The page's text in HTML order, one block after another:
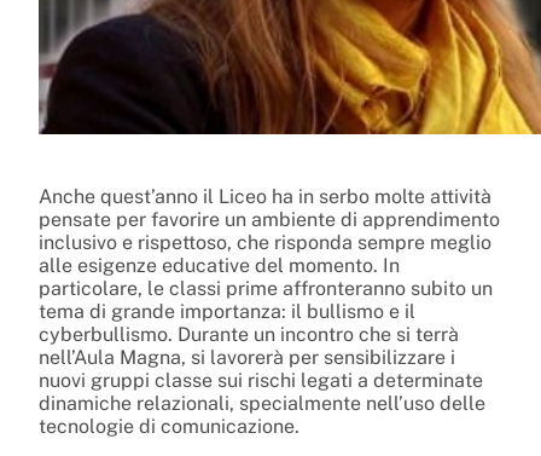
Anche quest’anno il Liceo ha in serbo molte attività
pensate per favorire un ambiente di apprendimento
inclusivo e rispettoso, che risponda sempre meglio
alle esigenze educative del momento. In
particolare, le classi prime affronteranno subito un
tema di grande importanza: il bullismo e il
cyberbullismo. Durante un incontro che si terrà
nell’Aula Magna, si lavorerà per sensibilizzare i
nuovi gruppi classe sui rischi legati a determinate
dinamiche relazionali, specialmente nell’uso delle
tecnologie di comunicazione.